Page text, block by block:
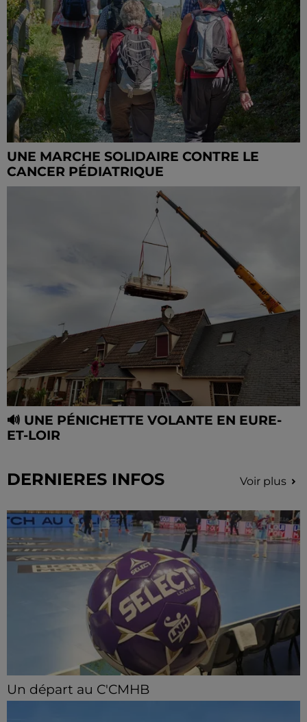
UNE MARCHE SOLIDAIRE CONTRE LE
CANCER PÉDIATRIQUE
🔊 UNE PÉNICHETTE VOLANTE EN EURE-
ET-LOIR
DERNIERES INFOS Voir plus
Un départ au C'CMHB
Le club chartrain a officialisé, vendredi 7 août, le